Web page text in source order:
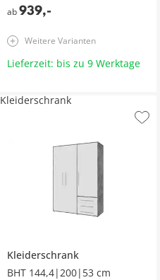
ab939,-
Weitere Varianten
Lieferzeit: bis zu 9 Werktage
Kleiderschrank
BHT 144,4|200|53 cm
Kleiderschrank